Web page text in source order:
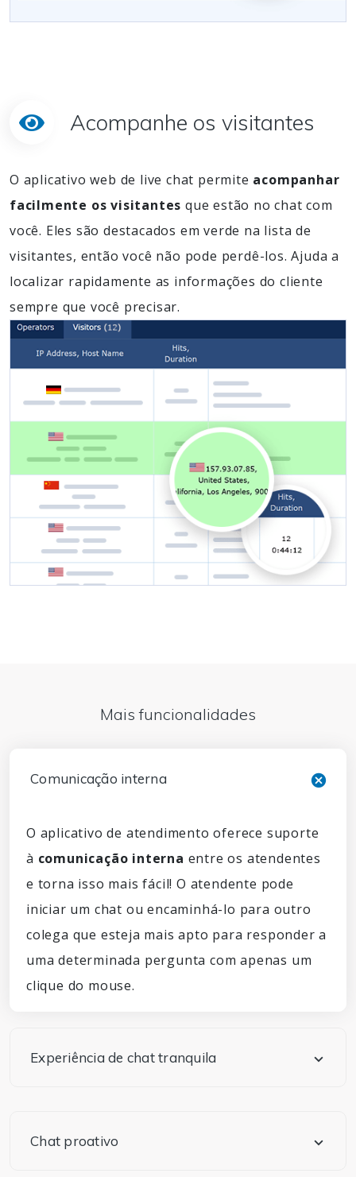
Acompanhe os visitantes
O aplicativo web de live chat permite acompanhar
facilmente os visitantes que estão no chat com
você. Eles são destacados em verde na lista de
visitantes, então você não pode perdê-los. Ajuda a
localizar rapidamente as informações do cliente
sempre que você precisar.
Mais funcionalidades
Comunicação interna
O aplicativo de atendimento oferece suporte
à comunicação interna entre os atendentes
e torna isso mais fácil! O atendente pode
iniciar um chat ou encaminhá-lo para outro
colega que esteja mais apto para responder a
uma determinada pergunta com apenas um
clique do mouse.
Experiência de chat tranquila
Chat proativo